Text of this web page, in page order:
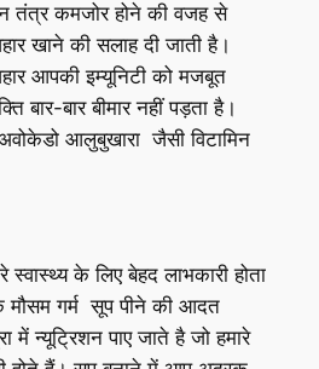
तंत्र कमजोर होने की वजह से
खाने की सलाह दी जाती है।
आपकी इम्यूनिटी को मजबूत
बार-बार बीमार नहीं पड़ता है।
आलुबुखारा जैसी विटामिन
के लिए बेहद लाभकारी होता
मौसम गर्म सूप पीने की आदत
में न्यूट्रिशन पाए जाते है जो हमारे